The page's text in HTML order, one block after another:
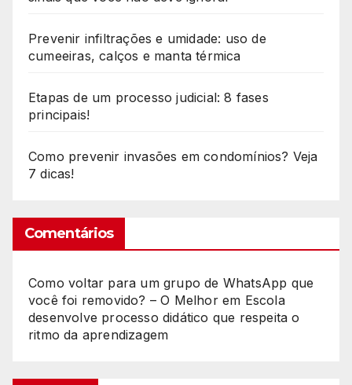
Prevenir infiltrações e umidade: uso de
cumeeiras, calços e manta térmica
Etapas de um processo judicial: 8 fases
principais!
Como prevenir invasões em condomínios? Veja
7 dicas!
Comentários
Como voltar para um grupo de WhatsApp que
você foi removido? – O Melhorem Escola
desenvolve processo didático que respeita o
ritmo da aprendizagem